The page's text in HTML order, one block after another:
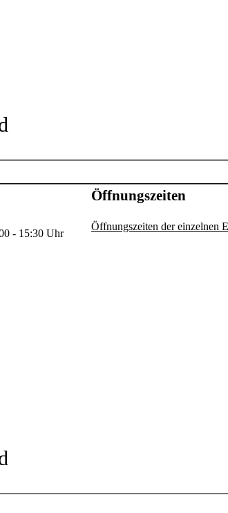
- 15:30 Uhr
Öffnungszeiten
Öffnungszeiten der einzelnen